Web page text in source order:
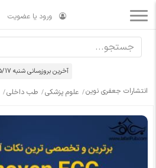
ورود یا عضویت
آخرین بروزرسانی شنبه 1405/05/17
انتشارات جعفری نوین علوم پزشکی طب داخلی